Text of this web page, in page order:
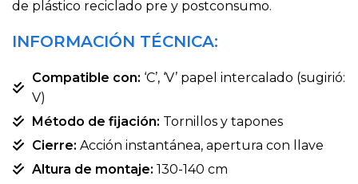
de plástico reciclado pre y postconsumo.
INFORMACIÓN TÉCNICA:
Compatible con: ‘C’, ‘V’ papel intercalado (sugirió:
V)
Método de fijación: Tornillos y tapones
Cierre: Acción instantánea, apertura con llave
Altura de montaje: 130-140 cm